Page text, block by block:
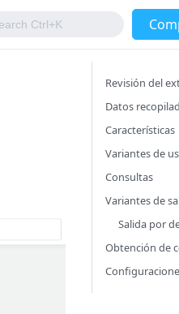
Revisión del
Datos
Características
Variantes de
Consultas
Variantes de
Salida por
Obtención de